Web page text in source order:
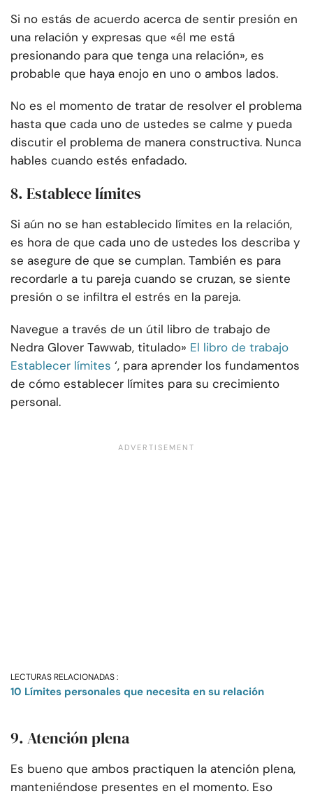
Si no estás de acuerdo acerca de sentir presión en
una relación y expresas que «él me está
presionando para que tenga una relación», es
probable que haya enojo en uno o ambos lados.
No es el momento de tratar de resolver el problema
hasta que cada uno de ustedes se calme y pueda
discutir el problema de manera constructiva. Nunca
hables cuando estés enfadado.
8. Establece límites
Si aún no se han establecido límites en la relación,
es hora de que cada uno de ustedes los describa y
se asegure de que se cumplan. También es para
recordarle a tu pareja cuando se cruzan, se siente
presión o se infiltra el estrés en la pareja.
Navegue a través de un útil libro de trabajo de
Nedra Glover Tawwab, titulado» El libro de trabajo
Establecer límites ‘, para aprender los fundamentos
de cómo establecer límites para su crecimiento
personal.
LECTURAS RELACIONADAS :
10 Límites personales que necesita en su relación
9. Atención plena
Es bueno que ambos practiquen la atención plena,
manteniéndose presentes en el momento. Eso